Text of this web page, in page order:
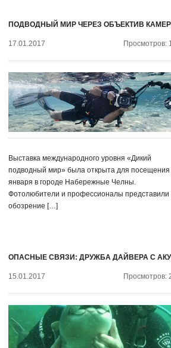
ПОДВОДНЫЙ МИР ЧЕРЕЗ ОБЪЕКТИВ
17.01.2017 Просмотров:
Выставка международного уровня «Дикий
подводный мир» была открыта для посещения
января в городе Набережные Челны.
Фотолюбители и профессионалы представили
обозрение […]
ОПАСНЫЕ СВЯЗИ: ДРУЖБА ДАЙВЕРА С
15.01.2017 Просмотров: